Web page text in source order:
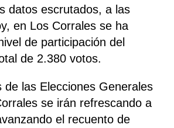
datos escrutados, a las
en Los Corrales se ha
de participación del
de 2.380 votos.
de las Elecciones Generales
se irán refrescando a
el recuento de